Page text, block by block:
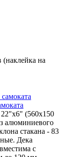
на
22"х6" (560х150
алюминиевого
стакана - 83
Дека
с